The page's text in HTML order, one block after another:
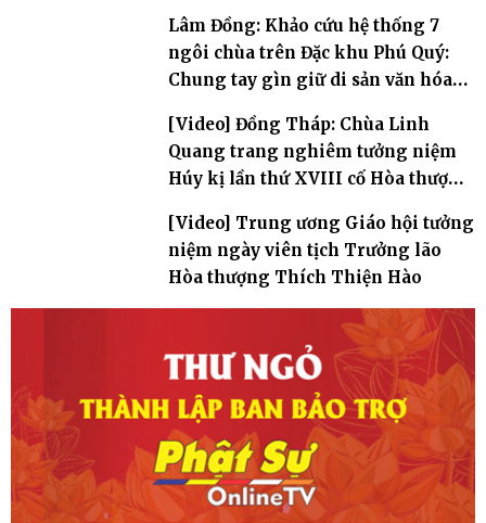
Lâm Đồng: Khảo cứu hệ thống 7
ngôi chùa trên Đặc khu Phú Quý:
Chung tay gìn giữ di sản văn hóa
[Video] Đồng Tháp: Chùa Linh
Quang trang nghiêm tưởng niệm
Húy kị lần thứ XVIII cố Hòa thượng
[Video] Trung ương Giáo hội tưởng
niệm ngày viên tịch Trưởng lão
Hòa thượng Thích Thiện Hào